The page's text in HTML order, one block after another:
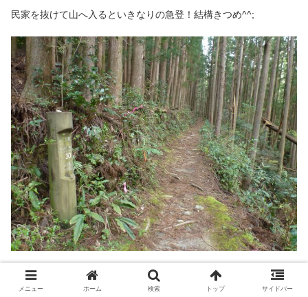
民家を抜けて山へ入るといきなりの急登！結構きつめ^^;
お！30の番号標識！大雲取越が29番までだったのでここからカウ
ントをリスタート！
メニュー ホーム 検索 トップ サイドバー